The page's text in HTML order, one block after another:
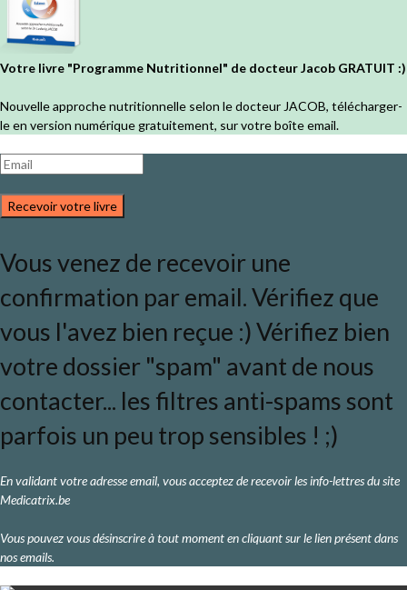
Votre livre "Programme Nutritionnel" de docteur Jacob GRATUIT :)
Nouvelle approche nutritionnelle selon le docteur JACOB, télécharger-
le en version numérique gratuitement, sur votre boîte email.
Recevoir votre livre
Vous venez de recevoir une
confirmation par email. Vérifiez que
vous l'avez bien reçue :) Vérifiez bien
votre dossier "spam" avant de nous
contacter... les filtres anti-spams sont
parfois un peu trop sensibles ! ;)
En validant votre adresse email, vous acceptez de recevoir les info-lettres du site
Medicatrix.be
Vous pouvez vous désinscrire à tout moment en cliquant sur le lien présent dans
nos emails.